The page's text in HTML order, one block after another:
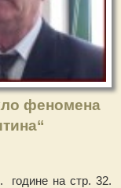
феномена
године на стр. 32.